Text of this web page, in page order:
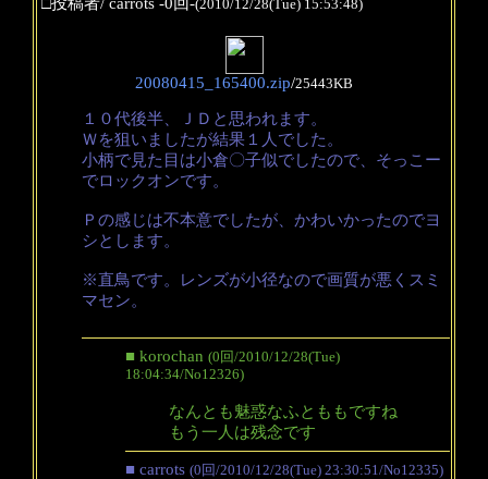
(2010/12/28(Tue) 15:53:48)
20080415_165400.zip/25443KB
１０代後半、ＪＤと思われます。
Ｗを狙いましたが結果１人でした。
小柄で見た目は小倉〇子似でしたので、そっこー
でロックオンです。
Ｐの感じは不本意でしたが、かわいかったのでヨ
シとします。
※直鳥です。レンズが小径なので画質が悪くスミ
マセン。
■ korochan (0回/2010/12/28(Tue)
18:04:34/No12326)
なんとも魅惑なふとももですね
もう一人は残念です
■ carrots (0回/2010/12/28(Tue) 23:30:51/No12335)